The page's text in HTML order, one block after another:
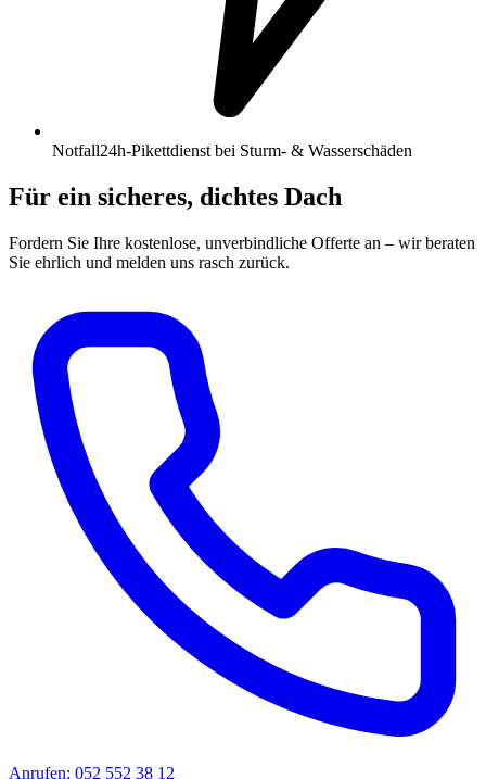
Notfall24h-Pikettdienst bei Sturm- & Wasserschäden
Für ein sicheres, dichtes Dach
Fordern Sie Ihre kostenlose, unverbindliche Offerte an – wir beraten
Sie ehrlich und melden uns rasch zurück.
Anrufen: 052 552 38 12